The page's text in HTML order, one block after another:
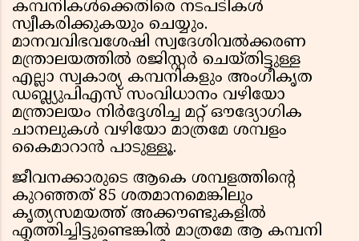
കമ്പനികൾക്കെതിരെ നടപടികൾ
സ്വീകരിക്കുകയും ചെയ്യും.
മാനവവിഭവശേഷി സ്വദേശിവൽക്കരണ
മന്ത്രാലയത്തിൽ രജിസ്റ്റർ ചെയ്തിട്ടുള്ള
എല്ലാ സ്വകാര്യ കമ്പനികളും അംഗീകൃത
ഡബ്ല്യുപിഎസ് സംവിധാനം വഴിയോ
മന്ത്രാലയം നിർദ്ദേശിച്ച മറ്റ് ഔദ്യോഗിക
ചാനലുകൾ വഴിയോ മാത്രമേ ശമ്പളം
കൈമാറാൻ പാടുള്ളൂ.
ജീവനക്കാരുടെ ആകെ ശമ്പളത്തിന്റെ
കുറഞ്ഞത് 85 ശതമാനമെങ്കിലും
കൃത്യസമയത്ത് അക്കൗണ്ടുകളിൽ
എത്തിച്ചിട്ടുണ്ടെങ്കിൽ മാത്രമേ ആ കമ്പനി